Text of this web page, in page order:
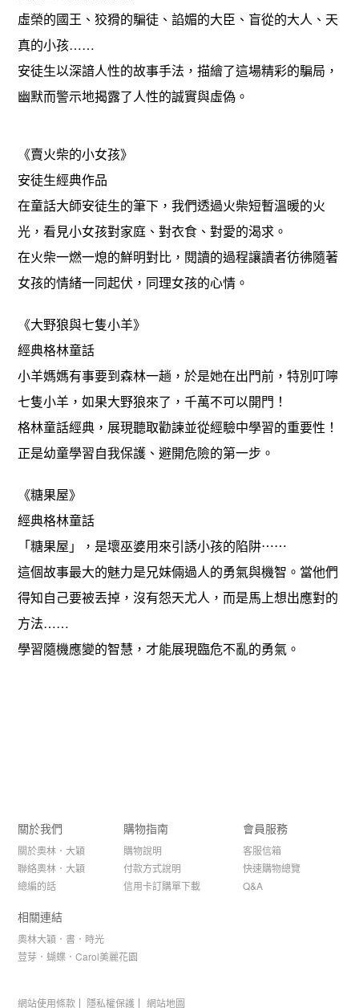
虛榮的國王、狡猾的騙徒、諂媚的大臣、盲從的大人、天
真的小孩……
安徒生以深諳人性的故事手法，描繪了這場精彩的騙局，
幽默而警示地揭露了人性的誠實與虛偽。
《賣火柴的小女孩》
安徒生經典作品
在童話大師安徒生的筆下，我們透過火柴短暫溫暖的火
光，看見小女孩對家庭、對衣食、對愛的渴求。
在火柴一燃一熄的鮮明對比，閱讀的過程讓讀者彷彿隨著
女孩的情緒一同起伏，同理女孩的心情。
《大野狼與七隻小羊》
經典格林童話
小羊媽媽有事要到森林一趟，於是她在出門前，特別叮嚀
七隻小羊，如果大野狼來了，千萬不可以開門！
格林童話經典，展現聽取勸諫並從經驗中學習的重要性！
正是幼童學習自我保護、避開危險的第一步。
《糖果屋》
經典格林童話
「糖果屋」，是壞巫婆用來引誘小孩的陷阱⋯⋯
這個故事最大的魅力是兄妹倆過人的勇氣與機智。當他們
得知自己要被丟掉，沒有怨天尤人，而是馬上想出應對的
方法……
學習隨機應變的智慧，才能展現臨危不亂的勇氣。
關於我們
關於奧林．大穎
聯絡奧林．大穎
總編的話
購物指南
購物說明
付款方式說明
信用卡訂購單下載
會員服務
客服信箱
快速購物總覽
Q&A
相關連結
奧林大穎．書．時光
荳芽．蝴蝶．Carol美麗花園
網站使用條款 隱私權保護 網站地圖